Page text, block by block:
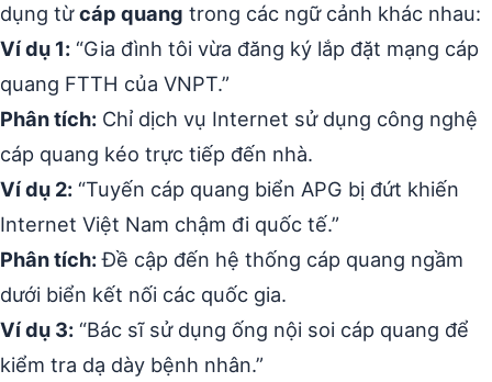
dụng từcáp quang trong các ngữ cảnh khác nhau:
Ví dụ 1: “Gia đình tôi vừa đăng ký lắp đặt mạng cáp
quang FTTH của VNPT.”
Phân tích: Chỉ dịch vụ Internet sử dụng công nghệ
cáp quang kéo trực tiếp đến nhà.
Ví dụ 2: “Tuyến cáp quang biển APG bị đứt khiến
Internet Việt Nam chậm đi quốc tế.”
Phân tích:Đề cập đến hệ thống cáp quang ngầm
dưới biển kết nối các quốc gia.
Ví dụ 3: “Bác sĩ sử dụng ống nội soi cáp quang để
kiểm tra dạ dày bệnh nhân.”